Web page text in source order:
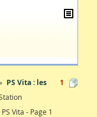
PS Vita : les
Vita - Page 1
1